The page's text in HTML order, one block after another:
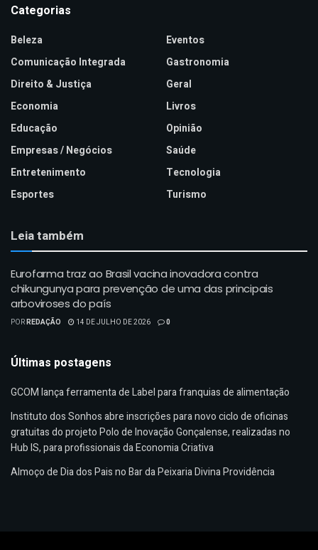
Categorias
Beleza
Comunicação Integrada
Direito & Justiça
Economia
Educação
Empresas / Negócios
Entretenimento
Esportes
Eventos
Gastronomia
Geral
Livros
Opinião
Saúde
Tecnologia
Turismo
Leia também
Eurofarma traz ao Brasil vacina inovadora contra
chikungunya para prevenção de uma das principais
arboviroses do país
PORREDAÇÃO 14 DE JULHO DE 2026 0
Últimas postagens
GCOM lança ferramenta de Label para franquias de alimentação
Instituto dos Sonhos abre inscrições para novo ciclo de oficinas
gratuitas do projeto Polo de Inovação Gonçalense, realizadas no
Hub IS, para profissionais da Economia Criativa
Almoço de Dia dos Pais no Bar da Peixaria Divina Providência